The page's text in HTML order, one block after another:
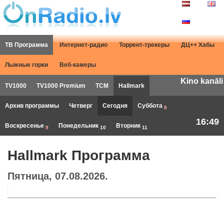
ТВ Программа Интернет-радио Торрент-трекеры ДЦ++ Хабы
Лыжные горки Веб-камеры
TV1000 TV1000 Premium TCM Hallmark
Kino kanāli
Архив программы Четверг Сегодня Суббота 8
Воскресенье 9 Понедельник 10 Вторник 11
16:49
Hallmark Программа
Пятница, 07.08.2026.